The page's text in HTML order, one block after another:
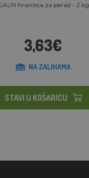
hranilica za perad - 2 kg
3,63€
NA ZALIHAMA
STAVI U KOŠARICU